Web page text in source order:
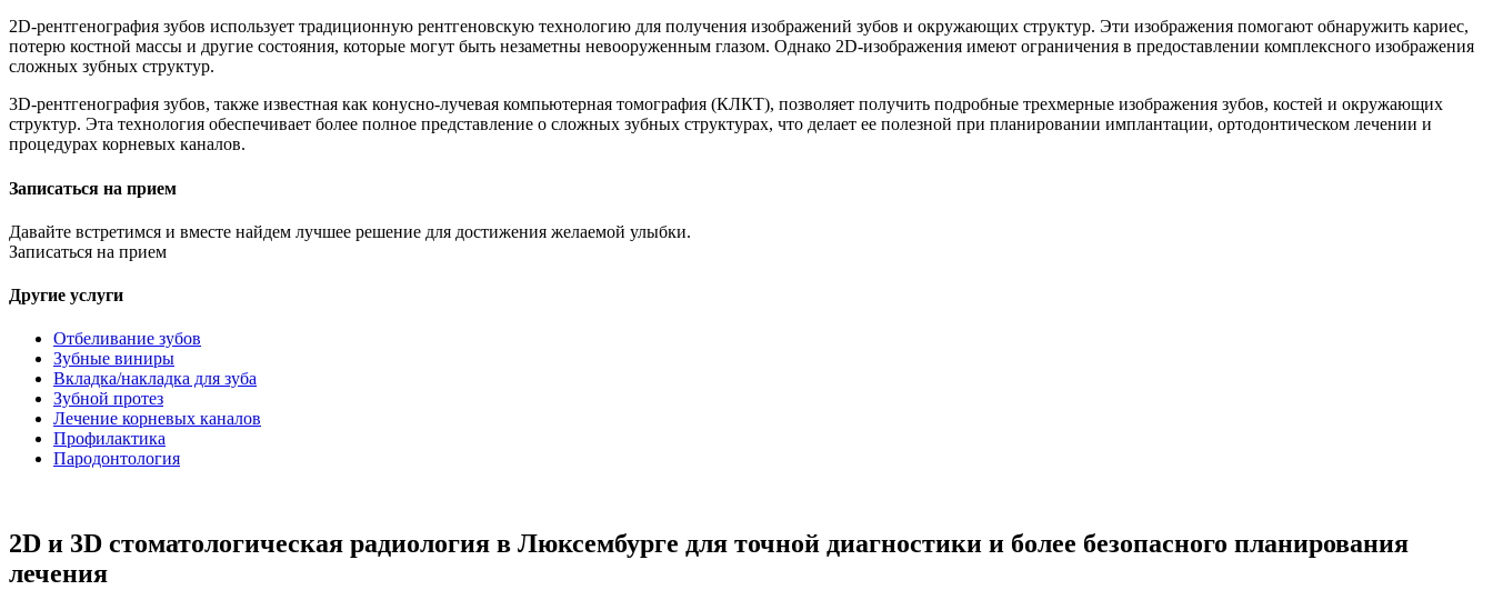
2D-рентгенография зубов использует традиционную рентгеновскую технологию для получения изображений зубов и окружающих структур. Эти изображения помогают обнаружить кариес,
потерю костной массы и другие состояния, которые могут быть незаметны невооруженным глазом. Однако 2D-изображения имеют ограничения в предоставлении комплексного изображения
сложных зубных структур.
3D-рентгенография зубов, также известная как конусно-лучевая компьютерная томография (КЛКТ), позволяет получить подробные трехмерные изображения зубов, костей и окружающих
структур. Эта технология обеспечивает более полное представление о сложных зубных структурах, что делает ее полезной при планировании имплантации, ортодонтическом лечении и
процедурах корневых каналов.
Записаться на прием
Давайте встретимся и вместе найдем лучшее решение для достижения желаемой улыбки.
Записаться на прием
Другие услуги
Отбеливание зубов
Зубные виниры
Вкладка/накладка для зуба
Зубной протез
Лечение корневых каналов
Профилактика
Пародонтология
2D и 3D стоматологическая радиология в Люксембурге для точной диагностики и более безопасного планирования
лечения